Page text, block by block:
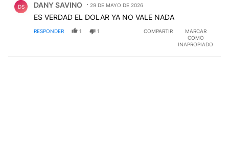
DS DANY SAVINO 29 DE MAYO DE 2026
ES VERDAD EL DOLAR YA NO VALE NADA
RESPONDER 1 1 COMPARTIR
MARCAR
COMO
INAPROPIADO